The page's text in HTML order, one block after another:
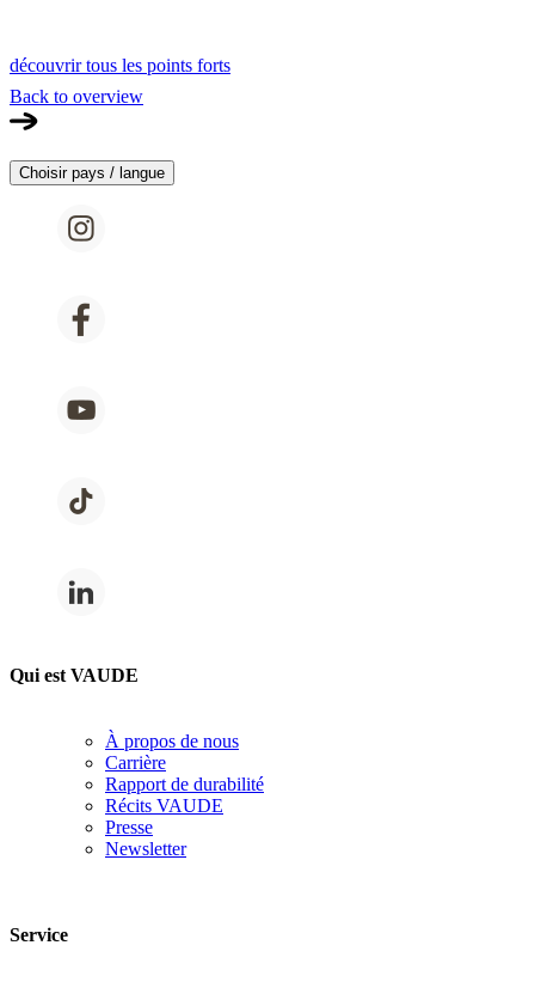
découvrir tous les points forts
Back to overview
Choisir pays / langue
Qui est VAUDE
À propos de nous
Carrière
Rapport de durabilité
Récits VAUDE
Presse
Newsletter
Service